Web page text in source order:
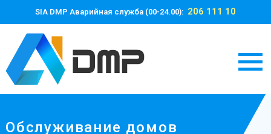
SIA DMP Аварийная служба (00-24.00): 206 111 10
Обслуживание домов